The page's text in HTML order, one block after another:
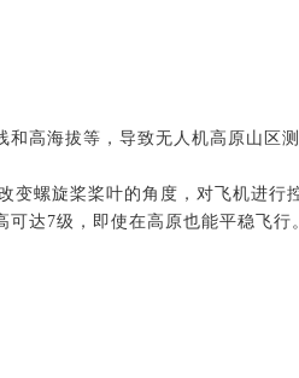
高海拔等，导致无人机高原山区
变螺旋桨桨叶的角度，对飞机进
达7级，即使在高原也能平稳飞行